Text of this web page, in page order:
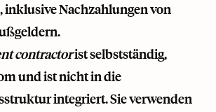
inklusive Nachzahlungen von
contractorist selbstständig,
und ist nicht in die
integriert. Sie verwenden